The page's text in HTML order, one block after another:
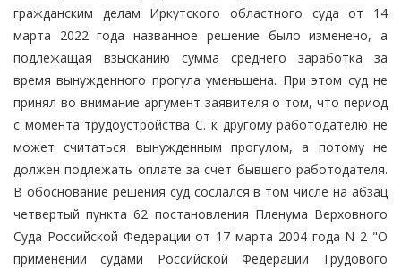
гражданским делам Иркутского областного суда от 14
марта 2022 года названное решение было изменено, а
подлежащая взысканию сумма среднего заработка за
время вынужденного прогула уменьшена. При этом суд не
принял во внимание аргумент заявителя о том, что период
с момента трудоустройства С. к другому работодателю не
может считаться вынужденным прогулом, а потому не
должен подлежать оплате за счет бывшего работодателя.
В обоснование решения суд сослался в том числе на абзац
четвертый пункта 62 постановления Пленума Верховного
Суда Российской Федерации от 17 марта 2004 года N 2 "О
применении судами Российской Федерации Трудового